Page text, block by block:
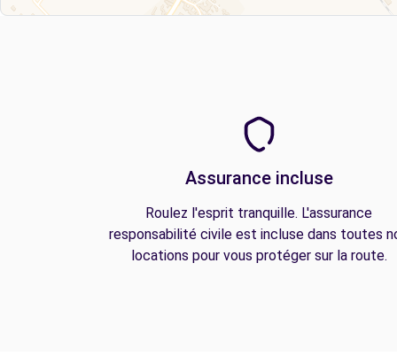
Assurance incluse
Roulez l'esprit tranquille. L'assurance
responsabilité civile est incluse dans toutes
locations pour vous protéger sur la route.